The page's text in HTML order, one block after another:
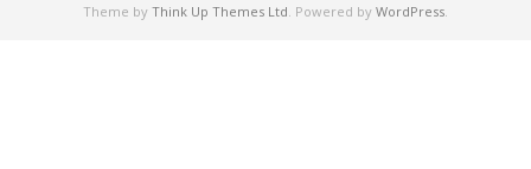
Theme by Think Up Themes Ltd . Powered by WordPress